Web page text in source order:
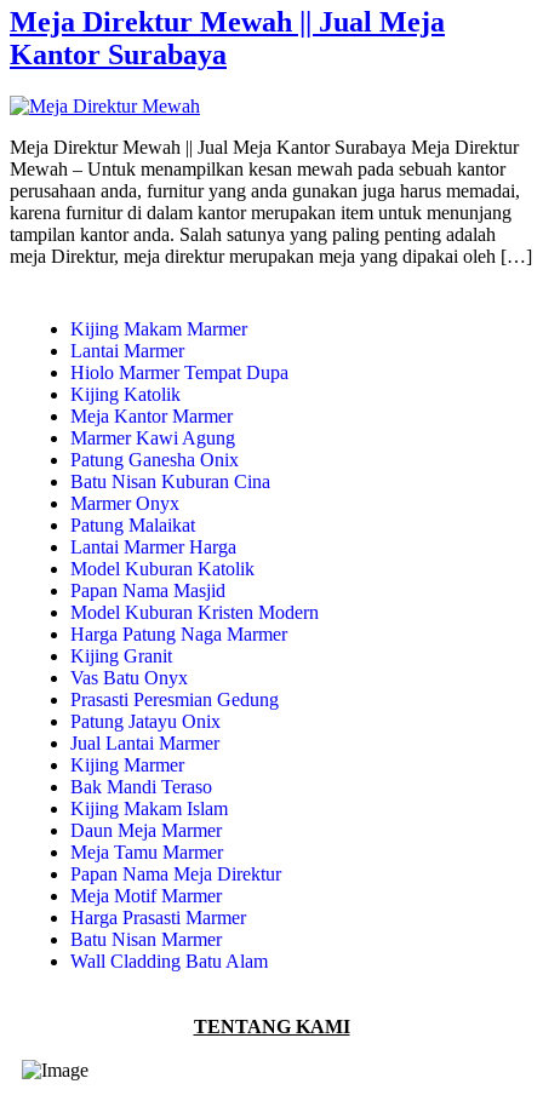
Meja Direktur Mewah || Jual Meja
Kantor Surabaya
Meja Direktur Mewah || Jual Meja Kantor Surabaya Meja Direktur
Mewah – Untuk menampilkan kesan mewah pada sebuah kantor
perusahaan anda, furnitur yang anda gunakan juga harus memadai,
karena furnitur di dalam kantor merupakan item untuk menunjang
tampilan kantor anda. Salah satunya yang paling penting adalah
meja Direktur, meja direktur merupakan meja yang dipakai oleh […]
Kijing Makam Marmer
Lantai Marmer
Hiolo Marmer Tempat Dupa
Kijing Katolik
Meja Kantor Marmer
Marmer Kawi Agung
Patung Ganesha Onix
Batu Nisan Kuburan Cina
Marmer Onyx
Patung Malaikat
Lantai Marmer Harga
Model Kuburan Katolik
Papan Nama Masjid
Model Kuburan Kristen Modern
Harga Patung Naga Marmer
Kijing Granit
Vas Batu Onyx
Prasasti Peresmian Gedung
Patung Jatayu Onix
Jual Lantai Marmer
Kijing Marmer
Bak Mandi Teraso
Kijing Makam Islam
Daun Meja Marmer
Meja Tamu Marmer
Papan Nama Meja Direktur
Meja Motif Marmer
Harga Prasasti Marmer
Batu Nisan Marmer
Wall Cladding Batu Alam
TENTANG KAMI